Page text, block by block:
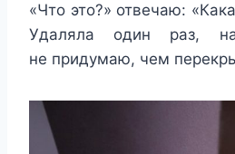
«Что это?» отвечаю:
Удаляла один раз,
не придумаю, чем